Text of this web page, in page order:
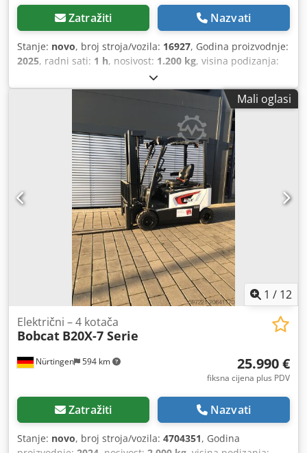
Zatražiti Nazvati
Stanje: novo, broj stroja/vozila: 16927, Godina proizvodnje:
2025, radni sati: 1 h, nosivost: 1.200 kg, visina podizanja:
600 mm
vrsta jarbola:simpleks, građevinska visina:2.280 mm,
1.150 mm, ukupna
, 5108763 Serijski broj: OBWNL-003130
Codpfx Ajyv S Rmobweha Podaci o bateriji: 24 V, 60 Ah
Mali oglasi
1 / 12
Nürtingen 594 km
Električni – 4 kotača
Bobcat B20X-7 Serie
25.990 €
fiksna cijena plus PDV
Zatražiti Nazvati
Stanje: novo, broj stroja/vozila: 4704351, Godina